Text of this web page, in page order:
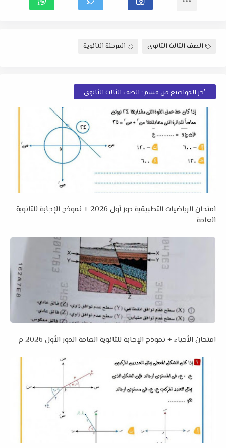
الصف الثالث الثانوى المرحلة الثانوية
أخر المواضيع من قسم : الصف الثالث الثانوى
امتحان الرياضيات التطبيقية دور أول 2026 + نموذج الإجابة للثانوية
العامة
امتحان الأحياء + نموذج الإجابة للثانوية العامة الدور الأول 2026 م